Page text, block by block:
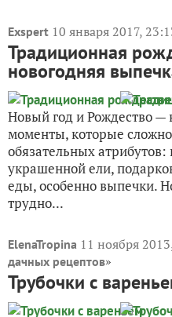
Exspert 10 января 2017,
Традиционная
новогодняя
Новый год и Рождество
моменты, которые сложно
обязательных
украшенной ели,
еды, особенно выпечки.
трудно...
ElenaTropina 11 ноября
дачных рецептов»
Трубочки с